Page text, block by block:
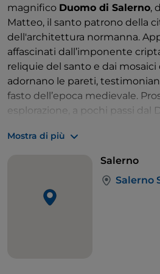
magnifico Duomo di Salerno,
Matteo, il santo patrono della
dell'architettura normanna.
affascinati dall’imponente
reliquie del santo e dai mosaici
adornano le pareti,
fasto dell’epoca medievale.
esplorazione, a pochi passi dal
uno dei più antichi orti botanici
Passeggiare tra le sue terrazze
piante officinali venivano
per scopi medici.
Mostra di più
Salerno
Salerno